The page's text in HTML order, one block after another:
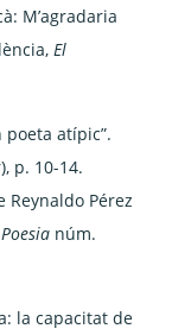
M’agradaria
El
poeta atípic”.
p. 10-14.
Pérez
Poesia núm.
la capacitat de